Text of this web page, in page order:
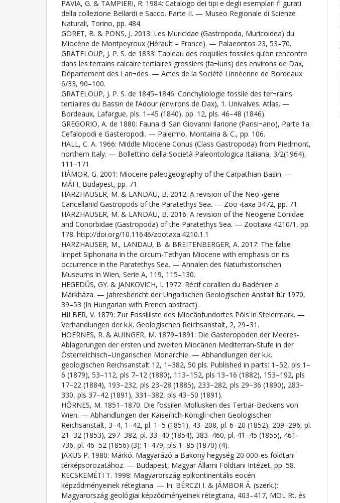
PAVIA, G. & TAMPIERI, R. 1984: Catalogo dei tipi e degli esemplari fi gurati
della collezione Bellardi e Sacco. Parte II. — Museo Regionale di Scienze
Naturali, Torino, pp. 484.
GORET, B. & PONS, J. 2013: Les Muricidae (Gastropoda, Muricoidea) du
Miocène de Montpeyroux (Hérault – France). — Palaeontos 23, 53–70.
GRATELOUP, J. P. S. de 1833: Tableau des coquilles fossiles qu’on rencontre
dans les terrains calcaire tertiaires grossiers (fa¬luns) des environs de Dax,
Département des Lan¬des. — Actes de la Société Linnéenne de Bordeaux
6/33, 90–100.
GRATELOUP, J. P. S. de 1845–1846: Conchyliologie fossile des ter¬rains
tertiaires du Bassin de l’Adour (environs de Dax), 1. Univalves. Atlas. —
Bordeaux, Lafargue, pls. 1–45 (1840), pp. 12, pls. 46–48 (1846).
GREGORIO, A. de 1880: Fauna di San Giovanni Ilarione (Parisi¬ano), Parte 1a:
Cefalopodi e Gasteropodi. — Palermo, Montaina & C., pp. 106.
HALL, C. A. 1966: Middle Miocene Conus (Class Gastropoda) from Piedmont,
northern Italy. — Bollettino della Società Paleontologica Italiana, 3/2(1964),
111–171.
HÁMOR, G. 2001: Miocene paleogeography of the Carpathian Basin. —
MÁFI, Budapest, pp. 71.
HARZHAUSER, M. & LANDAU, B. 2012: A revision of the Neo¬gene
Cancellariid Gastropods of the Paratethys Sea. — Zoo¬taxa 3472, pp. 71.
HARZHAUSER, M. & LANDAU, B. 2016: A revision of the Neogene Conidae
and Conorbidae (Gastropoda) of the Paratethys Sea. — Zootaxa 4210/1, pp.
178. http://doi.org/10.11646/zootaxa.4210.1.1
HARZHAUSER, M., LANDAU, B. & BREITENBERGER, A. 2017: The false
limpet Siphonaria in the circum-Tethyan Miocene with emphasis on its
occurrence in the Paratethys Sea. — Annalen des Naturhistorischen
Museums in Wien, Serie A, 119, 115–130.
HEGEDŰS, GY. & JANKOVICH, I. 1972: Récif corallien du Badénien a
Márkháza. — Jahresbericht der Ungarischen Geologischen Anstalt für 1970,
39–53 (In Hungarian with French abstract).
HILBER, V. 1879: Zur Fossilliste des Miocänfundortes Pöls in Steiermark. —
Verhandlungen der k.k. Geologischen Reichsanstalt, 2, 29–31.
HOERNES, R. & AUINGER, M. 1879–1891: Die Gasteropoden der Meeres-
Ablagerungen der ersten und zweiten Miocänen Mediterran-Stufe in der
Österreichisch–Ungarischen Monarchie. — Abhandlungen der k.k.
geologischen Reichsanstalt 12, 1–382, 50 pls. Published in parts: 1–52, pls 1–
6 (1879), 53–112, pls 7–12 (1880), 113–152, pls 13–16 (1882), 153–192, pls
17–22 (1884), 193–232, pls 23–28 (1885), 233–282, pls 29–36 (1890), 283–
330, pls 37–42 (1891), 331–382, pls 43–50 (1891).
HÖRNES, M. 1851–1870. Die fossilen Mollusken des Tertiär-Beckens von
Wien. — Abhandlungen der Kaiserlich-Königli¬chen Geologischen
Reichsanstalt, 3–4, 1–42, pl. 1–5 (1851), 43–208, pl. 6–20 (1852), 209–296, pl.
21–32 (1853), 297–382, pl. 33–40 (1854), 383–460, pl. 41–45 (1855), 461–
736, pl. 46–52 (1856) (3); 1–479, pls 1–85 (1870) (4).
JAKUS P. 1980: Márkó. Magyarázó a Bakony hegység 20 000-es földtani
térképsorozatához. — Budapest, Magyar Állami Földtani Intézet, pp. 58.
KECSKEMÉTI T. 1998: Magyarország epikontinentális eocén
képződményeinek rétegtana. — In: BÉRCZI I. & JÁMBOR Á. (szerk.):
Magyarország geológiai képződményeinek rétegtana, 403–417, MOL Rt. és